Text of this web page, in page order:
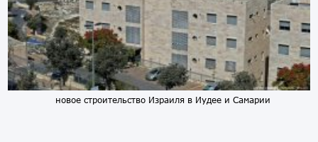
новое строительство Израиля в Иудее и Самарии